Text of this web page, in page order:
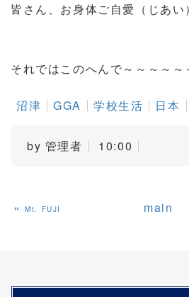
皆さん、お身体ご自愛（じあい
それではこのへんで～～～～～
沼津 GGA 学校生活 日本
by 管理者 10:00
«Mt. FUJI main